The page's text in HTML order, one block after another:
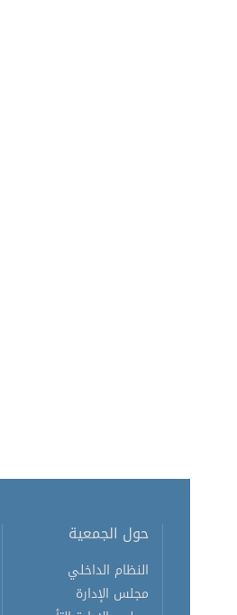
حول الجمعية
النظام الداخلي
مجلس الإدارة